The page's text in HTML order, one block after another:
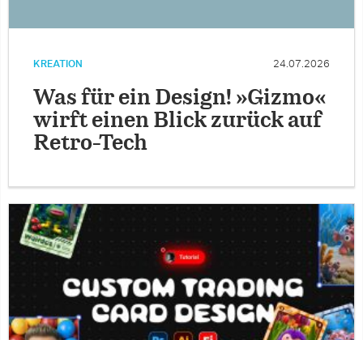
KREATION 24.07.2026
Was für ein Design! »Gizmo«
wirft einen Blick zurück auf
Retro-Tech